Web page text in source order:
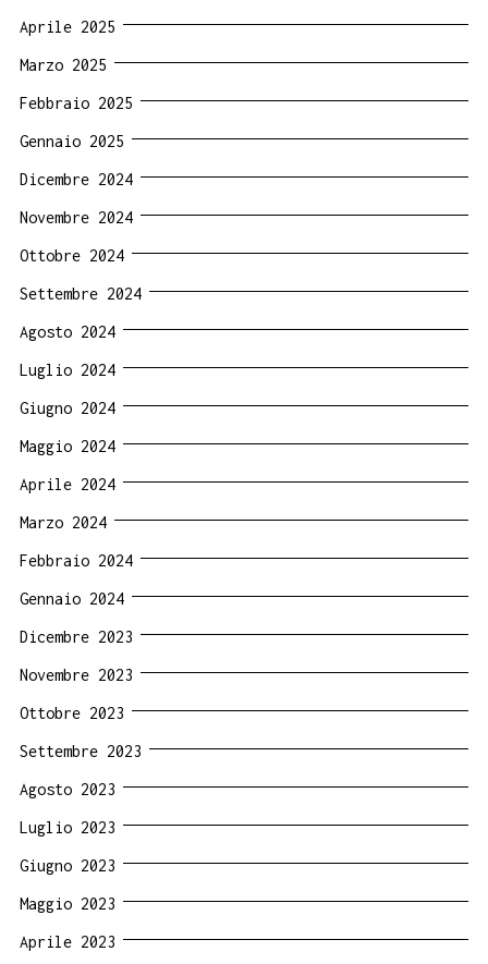
Aprile 2025
Marzo 2025
Febbraio 2025
Gennaio 2025
Dicembre 2024
Novembre 2024
Ottobre 2024
Settembre 2024
Agosto 2024
Luglio 2024
Giugno 2024
Maggio 2024
Aprile 2024
Marzo 2024
Febbraio 2024
Gennaio 2024
Dicembre 2023
Novembre 2023
Ottobre 2023
Settembre 2023
Agosto 2023
Luglio 2023
Giugno 2023
Maggio 2023
Aprile 2023